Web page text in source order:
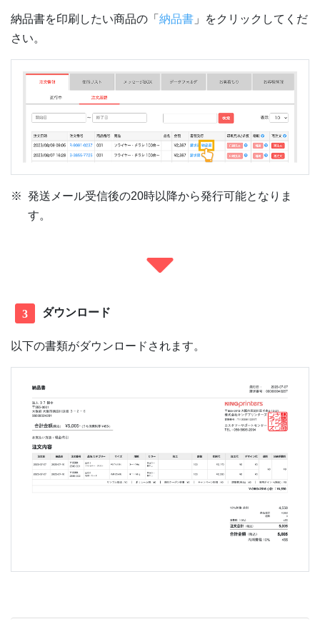
納品書を印刷したい商品の「 納品書 」をクリックしてくだ
さい。
発送メール受信後の20時以降から発行可能となりま
す。
3 ダウンロード
以下の書類がダウンロードされます。